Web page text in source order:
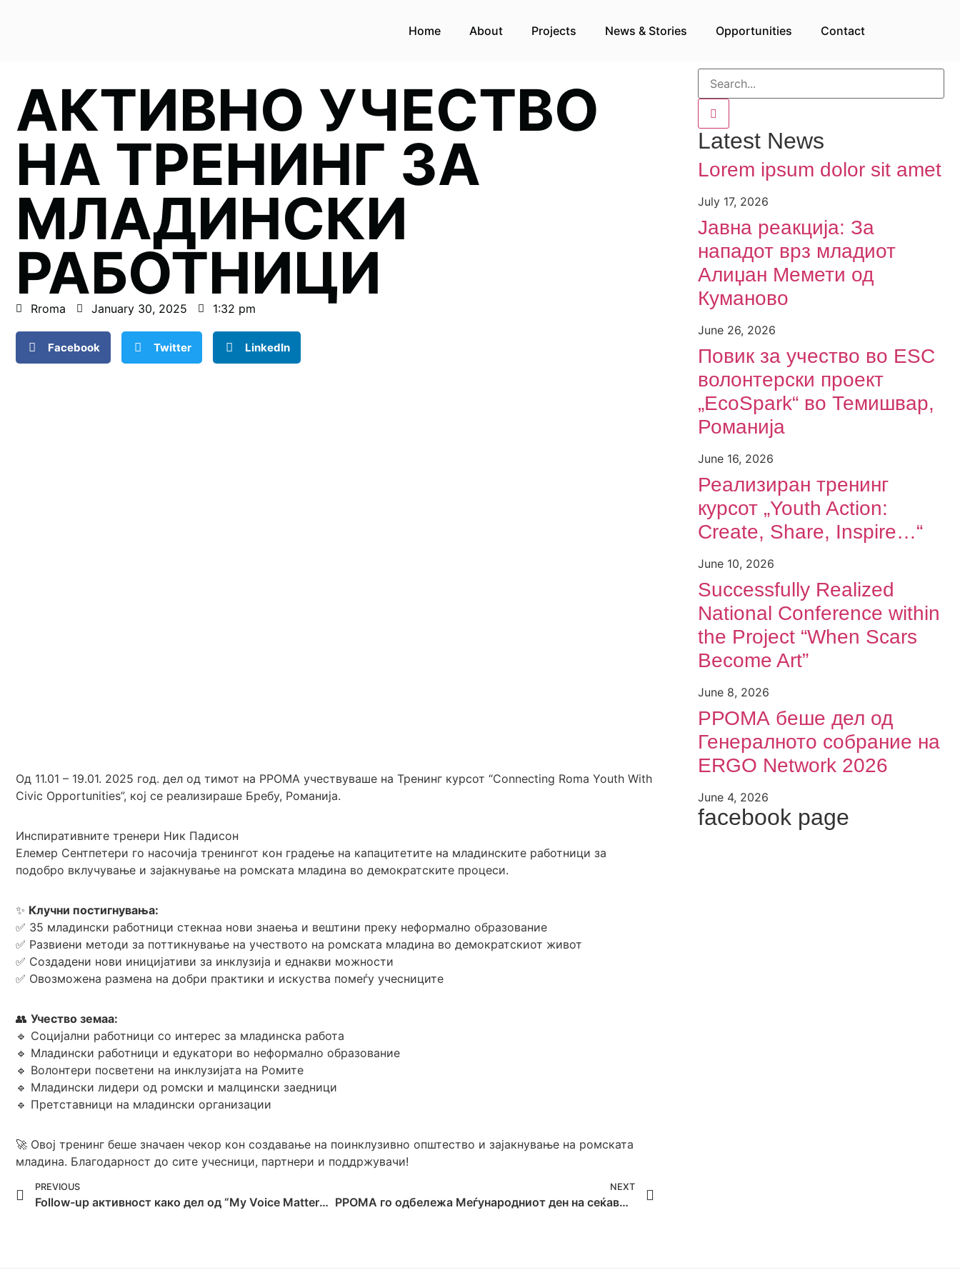
Home About Projects News & Stories Opportunities Contact
АКТИВНО УЧЕСТВО
НА ТРЕНИНГ ЗА
МЛАДИНСКИ
РАБОТНИЦИ
Rroma January 30, 2025 1:32 pm
Facebook Twitter LinkedIn
Од 11.01 – 19.01. 2025 год. дел од тимот на РРОМА учествуваше на Тренинг курсот “Connecting Roma Youth With
Civic Opportunities”, кој се реализираше Бребу, Романија.
Инспиративните тренери Ник Падисон
Елемер Сентпетери го насочија тренингот кон градење на капацитетите на младинските работници за
подобро вклучување и зајакнување на ромската младина во демократските процеси.
✨ Клучни постигнувања:
✅ 35 младински работници стекнаа нови знаења и вештини преку неформално образование
✅ Развиени методи за поттикнување на учеството на ромската младина во демократскиот живот
✅ Создадени нови иницијативи за инклузија и еднакви можности
✅ Овозможена размена на добри практики и искуства помеѓу учесниците
👥 Учество земаа:
🔹 Социјални работници со интерес за младинска работа
🔹 Младински работници и едукатори во неформално образование
🔹 Волонтери посветени на инклузијата на Ромите
🔹 Младински лидери од ромски и малцински заедници
🔹 Претставници на младински организации
🚀 Овој тренинг беше значаен чекор кон создавање на поинклузивно општество и зајакнување на ромската
младина. Благодарност до сите учесници, партнери и поддржувачи!
PREVIOUS
Follow-up активност како дел од “My Voice Matters” проектот
NEXT
РРОМА го одбележа Меѓународниот ден на сеќавање на Холокаустот
Latest News
Lorem ipsum dolor sit amet
July 17, 2026
Јавна реакција: Зa
нападот врз младиот
Алиџан Мемети од
Куманово
June 26, 2026
Повик за учество во ESC
волонтерски проект
„EcoSpark“ во Темишвар,
Романија
June 16, 2026
Реализиран тренинг
курсот „Youth Action:
Create, Share, Inspire…“
June 10, 2026
Successfully Realized
National Conference within
the Project “When Scars
Become Art”
June 8, 2026
РРОМА беше дел од
Генералното собрание на
ERGO Network 2026
June 4, 2026
facebook page